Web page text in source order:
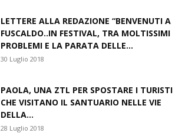
LETTERE ALLA REDAZIONE “BENVENUTI A
FUSCALDO..IN FESTIVAL, TRA MOLTISSIMI
PROBLEMI E LA PARATA DELLE...
30 Luglio 2018
PAOLA, UNA ZTL PER SPOSTARE I TURISTI
CHE VISITANO IL SANTUARIO NELLE VIE
DELLA...
28 Luglio 2018